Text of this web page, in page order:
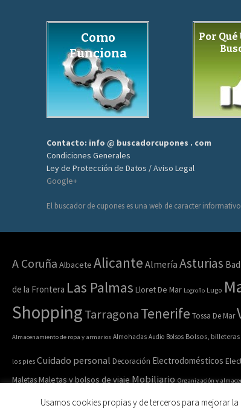
Como
Funciona
Por
Contacto: info @ buscadorcupones . com
Condiciones Generales
Ley de Protección de Datos / Aviso Legal
Google+
El buscador de cupones es una web de caracter
A Coruña Albacete Alicante Almería Asturias
de la Frontera Las Palmas Lloret De Mar Logroño Lugo
ShoppingTarragonaTenerife Tossa De Mar
Almacenamiento de ropa y armarios Almohadas Audio Bolsos Bolsos,
los pies Cuidado personal Decoración Electrodomésticos
MaletasMaletas y bolsos de viajeMobiliario Organización y
Ropa de casa
Ropa deportiva Ropa interior y calcetines
Usamos cookies propias y de terceros para mejorar